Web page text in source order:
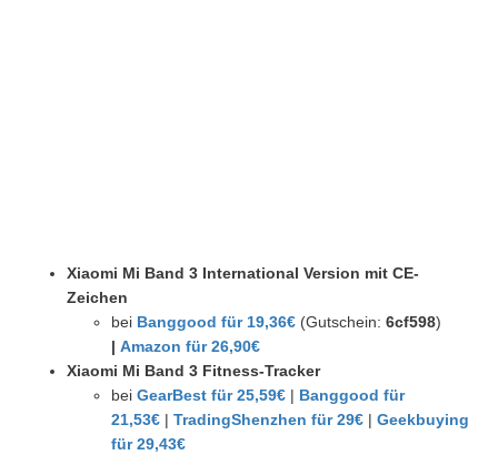
Xiaomi Mi Band 3 International Version mit CE-
Zeichen
bei Banggood für 19,36€ (Gutschein: 6cf598)
| Amazon für 26,90€
Xiaomi Mi Band 3 Fitness-Tracker
bei GearBest für 25,59€ | Banggood für
21,53€ | TradingShenzhen für 29€ | Geekbuying
für 29,43€